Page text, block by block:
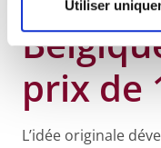
Utiliser
prix de
L’idée originale